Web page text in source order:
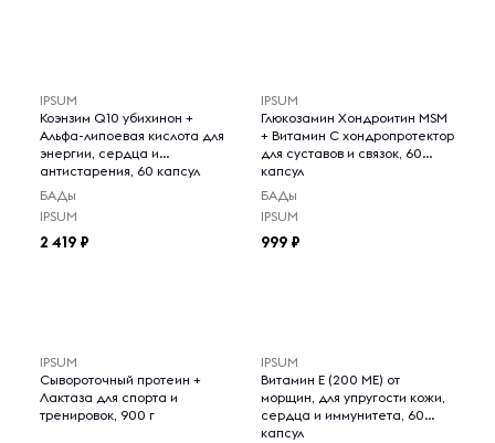
IPSUM
Коэнзим Q10 убихинон +
Альфа-липоевая кислота для
энергии, сердца и
антистарения, 60 капсул
БАДы
IPSUM
2 419
IPSUM
Глюкозамин Хондроитин MSM
+ Витамин C хондропротектор
для суставов и связок, 60
капсул
БАДы
IPSUM
999
IPSUM
Сывороточный протеин +
Лактаза для спорта и
тренировок, 900 г
IPSUM
Витамин Е (200 МЕ) от
морщин, для упругости кожи,
сердца и иммунитета, 60
капсул